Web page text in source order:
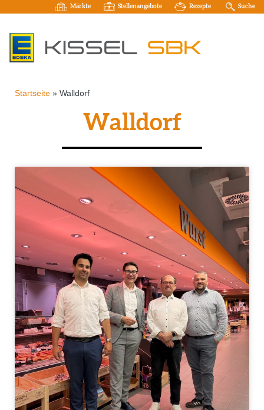
Märkte Stellenangebote Rezepte Suche
Startseite » Walldorf
Walldorf